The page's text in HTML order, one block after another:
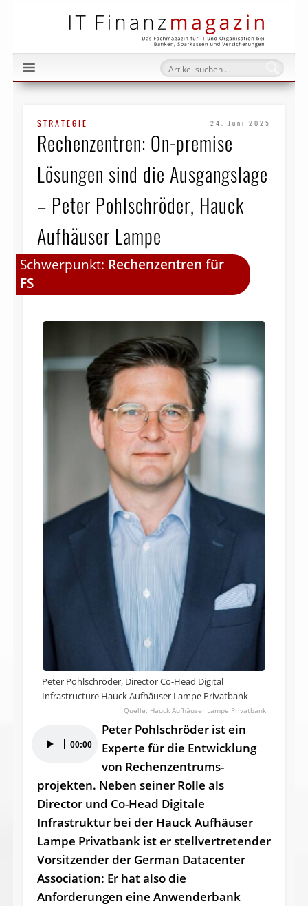
STRATEGIE 24. Juni 2025
Rechenzentren: On-premise
Lösungen sind die Aus­gangs­lage
– Peter Pohlschröder, Hauck
Aufhäuser Lampe
Schwerpunkt: Rechenzentren für
FS
Peter Pohlschröder, Director Co-Head Digital
Infrastructure Hauck Aufhäuser Lampe Privatbank
Hauck Aufhäuser Lampe Privatbank
Player 00:00
Peter Pohlschröder ist ein
Experte für die Entwicklung
von Rechenzentrums­
projekten. Neben seiner Rolle als
Director und Co-Head Digitale
Infrastruktur bei der Hauck Aufhäuser
Lampe Privatbank ist er stellvertretender
Vorsitzender der German Datacenter
Association: Er hat also die
Anforderungen eine Anwenderbank